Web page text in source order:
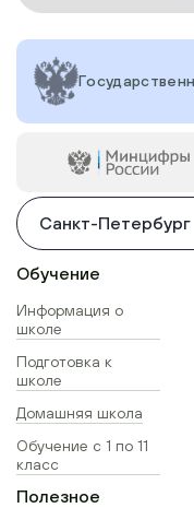
Санкт-Петербург
Обучение
Информация о
школе
Подготовка к
школе
Домашняя школа
Обучение с 1 по 11
класс
Полезное